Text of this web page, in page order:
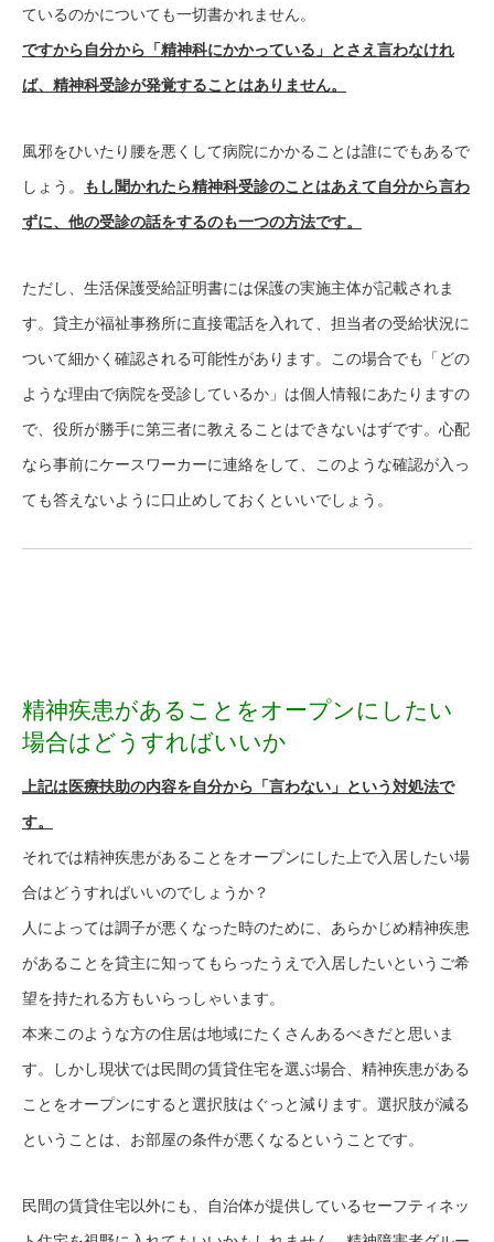
ているのかについても一切書かれません。
ですから自分から「精神科にかかっている」とさえ言わなけれ
ば、精神科受診が発覚することはありません。
風邪をひいたり腰を悪くして病院にかかることは誰にでもあるで
しょう。
もし聞かれたら精神科受診のことはあえて自分から言わ
ずに、他の受診の話をするのも一つの方法です。
ただし、生活保護受給証明書には保護の実施主体が記載されま
す。貸主が福祉事務所に直接電話を入れて、担当者の受給状況に
ついて細かく確認される可能性があります。この場合でも「どの
ような理由で病院を受診しているか」は個人情報にあたりますの
で、役所が勝手に第三者に教えることはできないはずです。心配
なら事前にケースワーカーに連絡をして、このような確認が入っ
ても答えないように口止めしておくといいでしょう。
精神疾患があることをオープンにしたい
場合はどうすればいいか
上記は医療扶助の内容を自分から「言わない」という対処法で
す。
それでは精神疾患があることをオープンにした上で入居したい場
合はどうすればいいのでしょうか？
人によっては調子が悪くなった時のために、あらかじめ精神疾患
があることを貸主に知ってもらったうえで入居したいというご希
望を持たれる方もいらっしゃいます。
本来このような方の住居は地域にたくさんあるべきだと思いま
す。しかし現状では民間の賃貸住宅を選ぶ場合、精神疾患がある
ことをオープンにすると選択肢はぐっと減ります。選択肢が減る
ということは、お部屋の条件が悪くなるということです。
民間の賃貸住宅以外にも、自治体が提供しているセーフティネッ